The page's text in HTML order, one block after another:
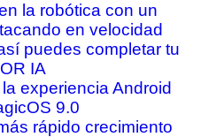
la robótica con un
en velocidad
puedes completar tu
IA
experiencia Android
9.0
rápido crecimiento